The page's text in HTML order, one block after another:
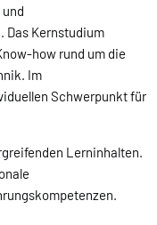
Das Kernstudium
how rund um die
Im
Schwerpunkt für
Lerninhalten.